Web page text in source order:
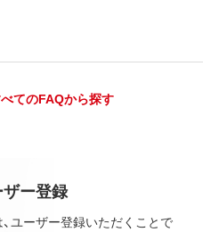
てのFAQから探す
ー登録
ユーザー登録いただくことで